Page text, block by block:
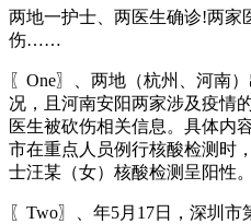
两地一护士、两医生确诊!两家
伤……
〖One〗、两地（杭州、河南
况，且河南安阳两家涉及疫情
医生被砍伤相关信息。具体内
市在重点人员例行核酸检测时
士汪某（女）核酸检测呈阳性。
〖Two〗、年5月17日，深圳